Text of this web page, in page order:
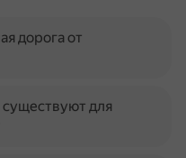
дорога от
существуют для